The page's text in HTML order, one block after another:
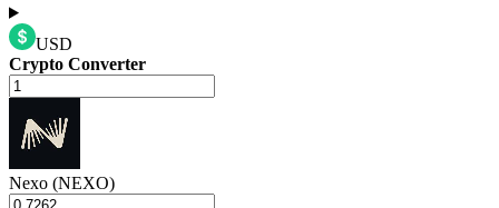
USD
Crypto Converter
Nexo (NEXO)